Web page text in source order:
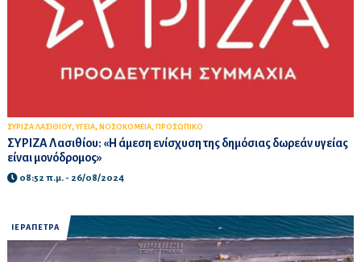
ΣΥΡΙΖΑ ΛΑΣΙΘΙΟΥ, ΥΓΕΙΑ, ΝΟΣΟΚΟΜΕΙΑ, ΠΡΟΣΩΠΙΚΟ
ΣΥΡΙΖΑ Λασιθίου: «Η άμεση ενίσχυση της δημόσιας δωρεάν υγείας
είναι μονόδρομος»
08:52 π.μ. - 26/08/2024
ΙΕΡΑΠΕΤΡΑ